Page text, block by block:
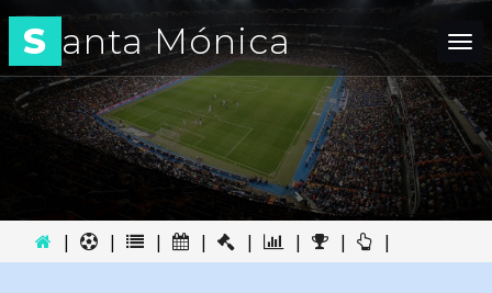
S anta Mónica
| | | | | | | |